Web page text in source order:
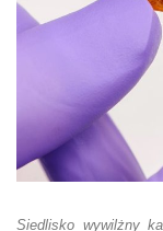
Siedlisko wywilżny